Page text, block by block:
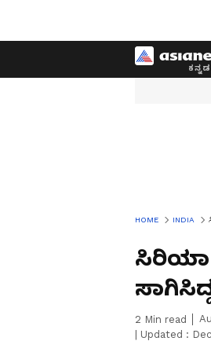
HOME INDIA
ಸಿರಿಯಾ
2 Min read
Updated :